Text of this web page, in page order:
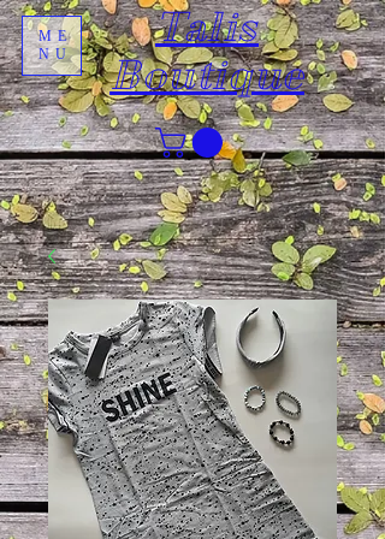
Talis
Boutique
ME
NU